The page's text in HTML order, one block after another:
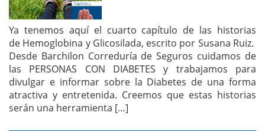
Ya tenemos aquí el cuarto capítulo de las historias
de Hemoglobina y Glicosilada, escrito por Susana Ruiz.
Desde Barchilon Correduría de Seguros cuidamos de
las PERSONAS CON DIABETES y trabajamos para
divulgar e informar sobre la Diabetes de una forma
atractiva y entretenida. Creemos que estas historias
serán una herramienta […]